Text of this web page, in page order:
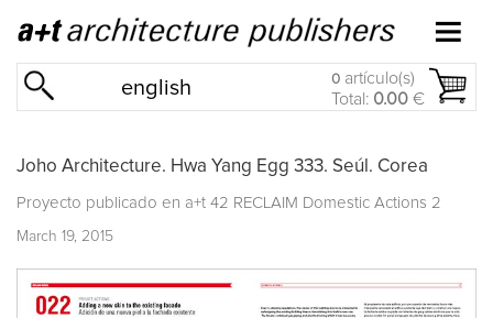
english 0 artículo(s)
Total: 0.00 €
Joho Architecture. Hwa Yang Egg 333. Seúl. Corea
Proyecto publicado en a+t 42 RECLAIM Domestic Actions 2
March 19, 2015